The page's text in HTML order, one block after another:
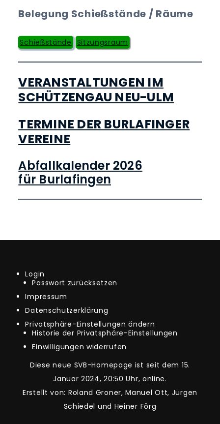
Belegung Schießstände / Räume
Schießstände Sitzungsraum
VERANSTALTUNGEN IM
SCHÜTZENGAU NEU-ULM
TERMINE DER BURLAFINGER
VEREINE
Abfallkalender 2026
für Burlafingen
Login
Passwort zurücksetzen
Impressum
Datenschutzerklärung
Privatsphäre-Einstellungen ändern
Historie der Privatsphäre-Einstellungen
Einwilligungen widerrufen
Diese neue SVB-Homepage ist seit dem 15.
Januar 2024, 20:50 Uhr, online.
Erstellt von: Roland Groner, Manuel Ott, Jürgen
Schiedel und Heiner Förg